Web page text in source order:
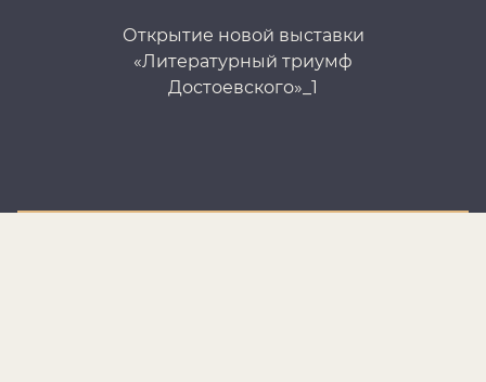
Открытие новой выставки
«Литературный триумф
Достоевского»_1